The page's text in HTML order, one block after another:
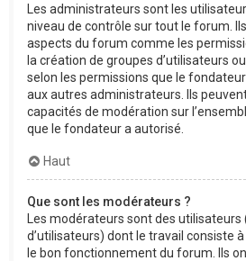
Les administrateurs sont les
niveau de contrôle sur tout le forum.
aspects du forum comme les
la création de groupes d’utilisateurs
selon les permissions que le
aux autres administrateurs. Ils
capacités de modération sur
que le fondateur a autorisé.
Haut
Que sont les modérateurs ?
Les modérateurs sont des utilisateurs
d’utilisateurs) dont le travail consiste
le bon fonctionnement du forum. Ils